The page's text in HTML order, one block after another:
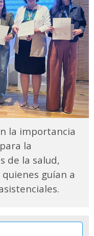
la importancia
la
de la salud,
guían a